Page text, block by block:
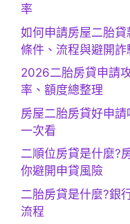
率
如何申請房屋二胎
條件、流程與避開詐
2026二胎房貸申請
率、額度總整理
房屋二胎房貸好申
一次看
二順位房貸是什麼?
你避開申貸風險
二胎房貸是什麼?銀
流程